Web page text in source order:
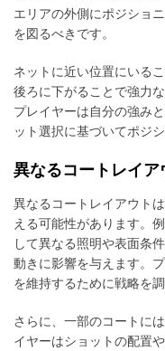
エリアの外側にポジショ
を図るべきです。
ネットに近い位置にいる
後ろに下がることで強力
プレイヤーは自分の強み
ット選択に基づいてポジ
異なるコートレイ
異なるコートレイアウト
える可能性があります。
して異なる照明や表面条
動きに影響を与えます。
を維持するために戦略を
さらに、一部のコートに
イヤーはショットの配置